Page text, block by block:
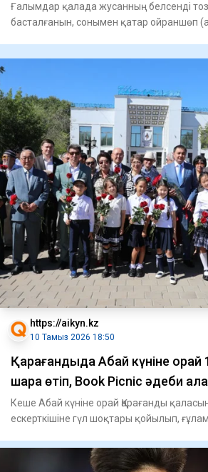
Ғалымдар қалада жусанның белсенді
басталғанын, сонымен қатар ойраншөп
https://aikyn.kz
10 Тамыз 2026 18:50
Қарағандыда Абай күніне орай
шара өтіп, Book Picnic әдеби
Кеше Абай күніне орай Қарағанды
ескерткішіне гүл шоқтары қойылып,